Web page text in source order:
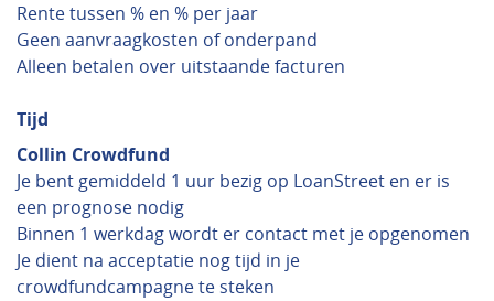
Rente tussen % en % per jaar
Geen aanvraagkosten of onderpand
Alleen betalen over uitstaande facturen
Tijd
Collin Crowdfund
Je bent gemiddeld 1 uur bezig op LoanStreet en er is
een prognose nodig
Binnen 1 werkdag wordt er contact met je opgenomen
Je dient na acceptatie nog tijd in je
crowdfundcampagne te steken